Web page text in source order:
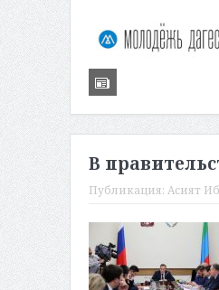
В
Публикация: Асият